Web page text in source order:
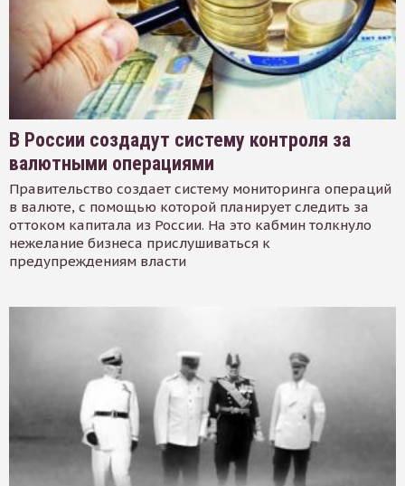
В России создадут систему контроля за
валютными операциями
Правительство создает систему мониторинга операций
в валюте, с помощью которой планирует следить за
оттоком капитала из России. На это кабмин толкнуло
нежелание бизнеса прислушиваться к
предупреждениям власти